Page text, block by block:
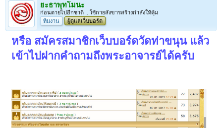
ยะธาพุทโมนะ
ก่อนตายไปอีกชาติ .. ใช้กายสังขารสร้างกำลังให้คุ้ม
ทีมงาน
ผู้ดูแลเว็บบอร์ด
หรือ สมัครสมาชิกเว็บบอร์ดวัดท่าขนุน แล้ว
เข้าไปฝากคำถามถึงพระอาจารย์ได้ครับ
2 ถัดไป >